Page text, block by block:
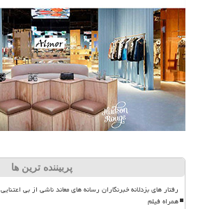
پربیننده ترین ها
رفتار های بزدلانه خبرنگاران رسانه های معاند ناشی از بی
همراه فیلم